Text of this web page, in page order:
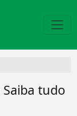
Saiba tudo